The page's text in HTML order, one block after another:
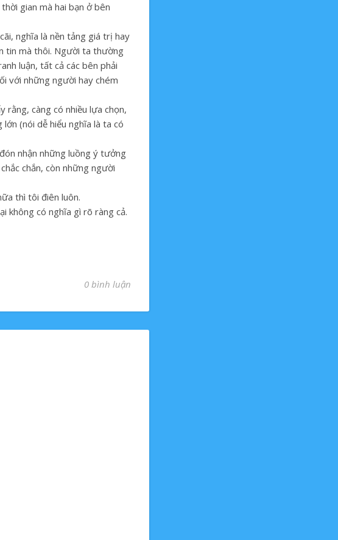
gian mà hai bạn ở bên
nghĩa là nền tảng giá trị hay
tin mà thôi. Người ta thường
luận, tất cả các bên phải
với những người hay chém
rằng, càng có nhiều lựa chọn,
(nói dễ hiểu nghĩa là ta có
nhận những luồng ý tưởng
chắn, còn những người
thì tôi điên luôn.
không có nghĩa gì rõ ràng cả.
0 bình luận